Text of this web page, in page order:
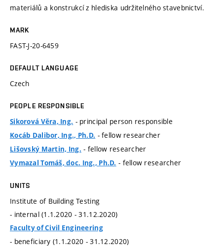
materiálů a konstrukcí z hlediska udržitelného stavebnictví.
MARK
FAST-J-20-6459
DEFAULT LANGUAGE
Czech
PEOPLE RESPONSIBLE
Sikorová Věra, Ing. - principal person responsible
Kocáb Dalibor, Ing., Ph.D. - fellow researcher
Lišovský Martin, Ing. - fellow researcher
Vymazal Tomáš, doc. Ing., Ph.D. - fellow researcher
UNITS
Institute of Building Testing
- internal (1.1.2020 - 31.12.2020)
Faculty of Civil Engineering
- beneficiary (1.1.2020 - 31.12.2020)